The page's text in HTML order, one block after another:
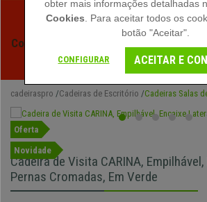
Começam os Saldos de Verão em
Exclusivos por Tempo Limitado -
cadeiraspro Cadeiras de Escritório Cadeiras Salas
Oferta
Novidade
Cadeira de Visita CARINA,
Pernas Cromadas, Em Verde
obter mais informações detalhadas
Cookies . Para aceitar todos os
botão "Aceitar".
CONFIGURAR ACEITAR E